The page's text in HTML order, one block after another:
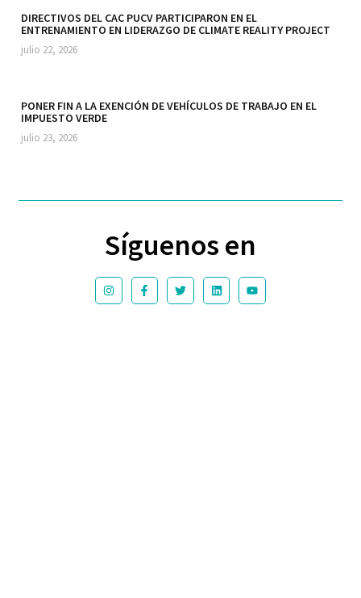
DIRECTIVOS DEL CAC PUCV PARTICIPARON EN EL
ENTRENAMIENTO EN LIDERAZGO DE CLIMATE REALITY PROJECT
julio 22, 2026
PONER FIN A LA EXENCIÓN DE VEHÍCULOS DE TRABAJO EN EL
IMPUESTO VERDE
julio 23, 2026
Síguenos en